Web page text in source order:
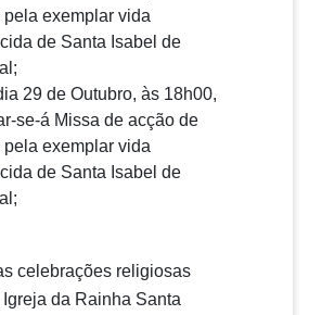
pela exemplar vida
de Santa Isabel de
29 de Outubro, às 18h00,
se-á Missa de acção de
pela exemplar vida
de Santa Isabel de
celebrações religiosas
da Rainha Santa